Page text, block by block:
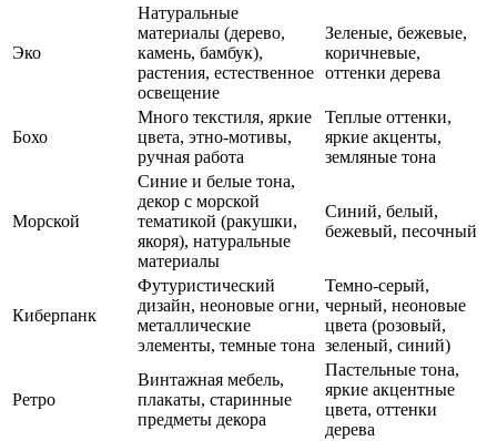
Эко
Натуральные
материалы (дерево,
камень, бамбук),
растения, естественное
освещение
Зеленые, бежевые,
коричневые,
оттенки дерева
Бохо
Много текстиля, яркие
цвета, этно-мотивы,
ручная работа
Теплые оттенки,
яркие акценты,
земляные тона
Морской
Синие и белые тона,
декор с морской
тематикой (ракушки,
якоря), натуральные
материалы
Синий, белый,
бежевый, песочный
Киберпанк
Футуристический
дизайн, неоновые огни,
металлические
элементы, темные тона
Темно-серый,
черный, неоновые
цвета (розовый,
зеленый, синий)
Ретро
Винтажная мебель,
плакаты, старинные
предметы декора
Пастельные тона,
яркие акцентные
цвета, оттенки
дерева